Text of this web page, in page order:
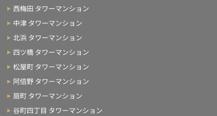
西梅田 タワーマンション
中津 タワーマンション
北浜 タワーマンション
四ツ橋 タワーマンション
松屋町 タワーマンション
阿倍野 タワーマンション
扇町 タワーマンション
谷町四丁目 タワーマンション